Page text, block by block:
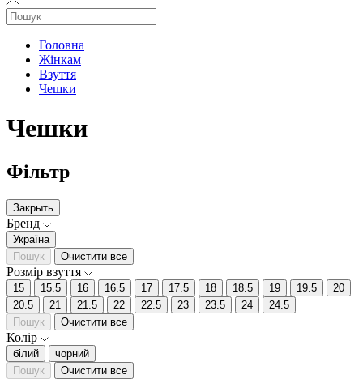
Головна
Жінкам
Взуття
Чешки
Чешки
Фільтр
Закрыть
Бренд
Україна
Пошук
Очистити все
Розмір взуття
15 15.5 16 16.5 17 17.5 18 18.5 19 19.5
20
20.5
21 21.5 22 22.5 23 23.5 24
24.5
Пошук
Очистити все
Колір
білий
чорний
Пошук
Очистити все